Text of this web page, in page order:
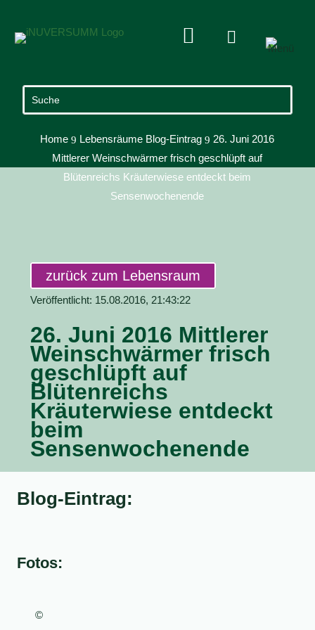
 
Home 9 Lebensräume Blog-Eintrag 9 26. Juni 2016
Mittlerer Weinschwärmer frisch geschlüpft auf
Blütenreichs Kräuterwiese entdeckt beim
Sensenwochenende
zurück zum Lebensraum
Veröffentlicht: 15.08.2016, 21:43:22
26. Juni 2016 Mittlerer
Weinschwärmer frisch
geschlüpft auf
Blütenreichs
Kräuterwiese entdeckt
beim
Sensenwochenende
Blog-Eintrag:
Fotos:
©